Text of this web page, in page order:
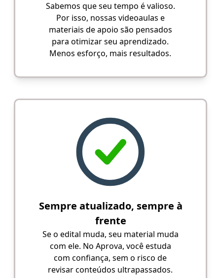
Sabemos que seu tempo é valioso.
Por isso, nossas videoaulas e
materiais de apoio são pensados
para otimizar seu aprendizado.
Menos esforço, mais resultados.
Sempre atualizado, sempre à
frente
Se o edital muda, seu material muda
com ele. No Aprova, você estuda
com confiança, sem o risco de
revisar conteúdos ultrapassados.